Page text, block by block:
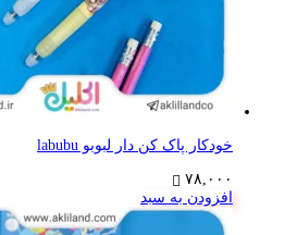
خودکار پاک کن دار لبوبو labubu
۷۸,۰۰۰
افزودن به سبد